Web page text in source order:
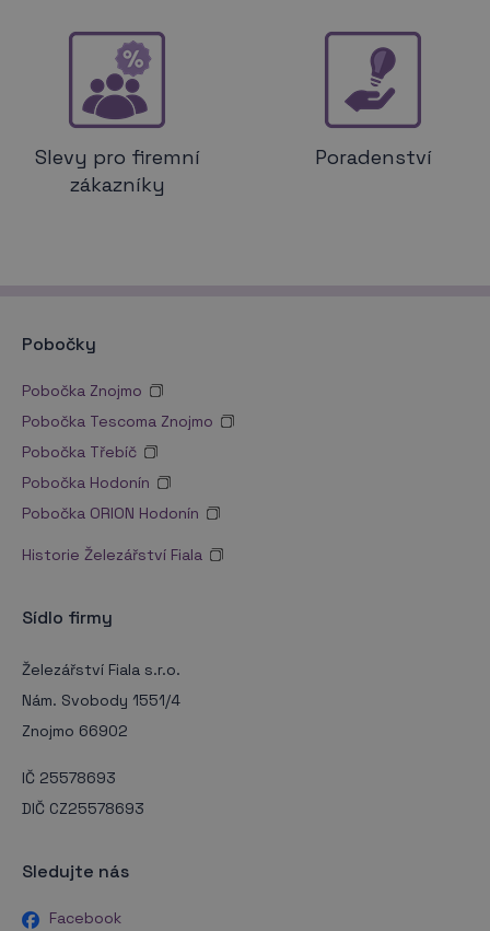
Slevy pro firemní
zákazníky
Poradenství
Pobočky
Pobočka Znojmo
Pobočka Tescoma Znojmo
Pobočka Třebíč
Pobočka Hodonín
Pobočka ORION Hodonín
Historie Železářství Fiala
Sídlo firmy
Železářství Fiala s.r.o.
Nám. Svobody 1551/4
Znojmo 66902
IČ 25578693
DIČ CZ25578693
Sledujte nás
Facebook